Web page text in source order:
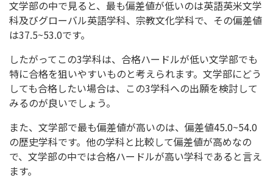
文学部の中で見ると、最も偏差値が低いのは英語英米文学
科及びグローバル英語学科、宗教文化学科で、その偏差値
は37.5~53.0です。
したがってこの3学科は、合格ハードルが低い文学部でも
特に合格を狙いやすいものと考えられます。文学部にどう
しても合格したい場合は、この3学科への出願を検討して
みるのが良いでしょう。
また、文学部で最も偏差値が高いのは、偏差値45.0~54.0
の歴史学科です。他の学科と比較して偏差値が高めなの
で、文学部の中では合格ハードルが高い学科であると言え
ます。